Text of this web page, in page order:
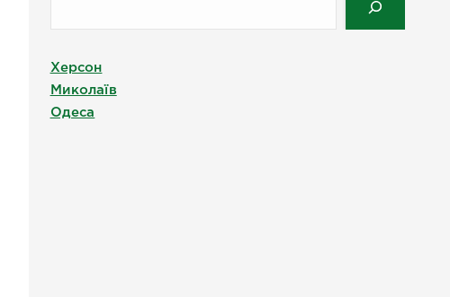
Херсон
Миколаїв
Одеса